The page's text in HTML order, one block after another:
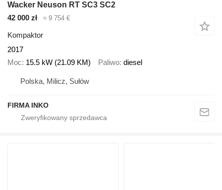
Wacker Neuson RT SC3 SC2
42 000 zł
≈ 9 754 €
Kompaktor
2017
Moc 15.5 kW (21.09 KM) Paliwo diesel
Polska, Milicz, Sułów
FIRMA INKO